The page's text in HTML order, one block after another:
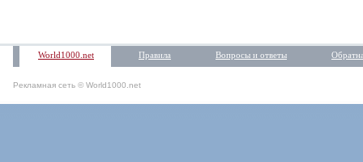
World1000.net Правила Вопросы и ответы
Рекламная сеть © World1000.net